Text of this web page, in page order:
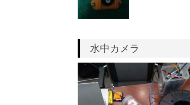
水中カメラ